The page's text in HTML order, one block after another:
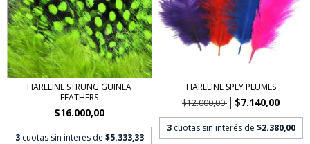
HARELINE STRUNG GUINEA
FEATHERS
$16.000,00
3 cuotas sin interés de $5.333,33
HARELINE SPEY PLUMES
$12.000,00
$7.140,00
3 cuotas sin interés de $2.380,00